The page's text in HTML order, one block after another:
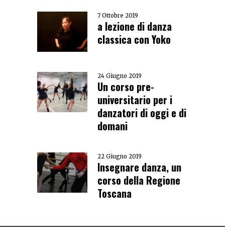
7 Ottobre 2019
a lezione di danza
classica con Yoko
24 Giugno 2019
Un corso pre-
universitario per i
danzatori di oggi e di
domani
22 Giugno 2019
Insegnare danza, un
corso della Regione
Toscana